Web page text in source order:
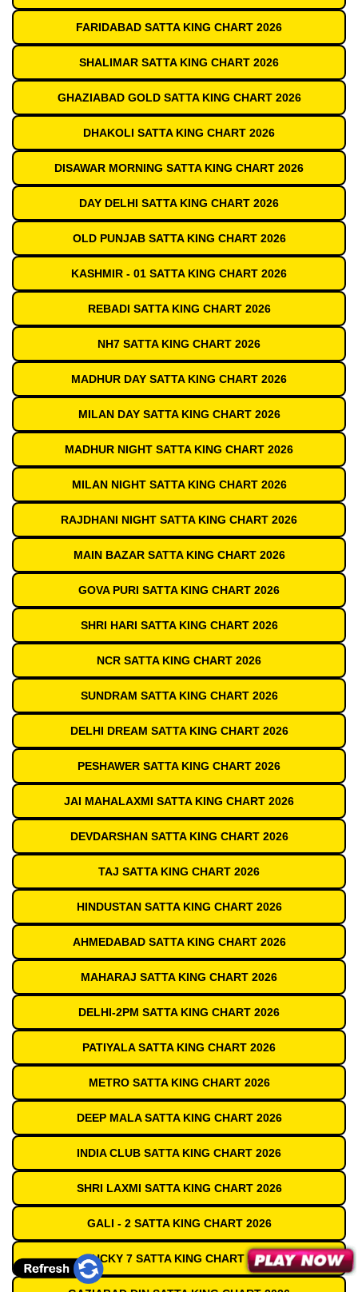
FARIDABAD SATTA KING CHART 2026
SHALIMAR SATTA KING CHART 2026
GHAZIABAD GOLD SATTA KING CHART 2026
DHAKOLI SATTA KING CHART 2026
DISAWAR MORNING SATTA KING CHART 2026
DAY DELHI SATTA KING CHART 2026
OLD PUNJAB SATTA KING CHART 2026
KASHMIR - 01 SATTA KING CHART 2026
REBADI SATTA KING CHART 2026
NH7 SATTA KING CHART 2026
MADHUR DAY SATTA KING CHART 2026
MILAN DAY SATTA KING CHART 2026
MADHUR NIGHT SATTA KING CHART 2026
MILAN NIGHT SATTA KING CHART 2026
RAJDHANI NIGHT SATTA KING CHART 2026
MAIN BAZAR SATTA KING CHART 2026
GOVA PURI SATTA KING CHART 2026
SHRI HARI SATTA KING CHART 2026
NCR SATTA KING CHART 2026
SUNDRAM SATTA KING CHART 2026
DELHI DREAM SATTA KING CHART 2026
PESHAWER SATTA KING CHART 2026
JAI MAHALAXMI SATTA KING CHART 2026
DEVDARSHAN SATTA KING CHART 2026
TAJ SATTA KING CHART 2026
HINDUSTAN SATTA KING CHART 2026
AHMEDABAD SATTA KING CHART 2026
MAHARAJ SATTA KING CHART 2026
DELHI-2PM SATTA KING CHART 2026
PATIYALA SATTA KING CHART 2026
METRO SATTA KING CHART 2026
DEEP MALA SATTA KING CHART 2026
INDIA CLUB SATTA KING CHART 2026
SHRI LAXMI SATTA KING CHART 2026
GALI - 2 SATTA KING CHART 2026
LUCKY 7 SATTA KING CHART 2026